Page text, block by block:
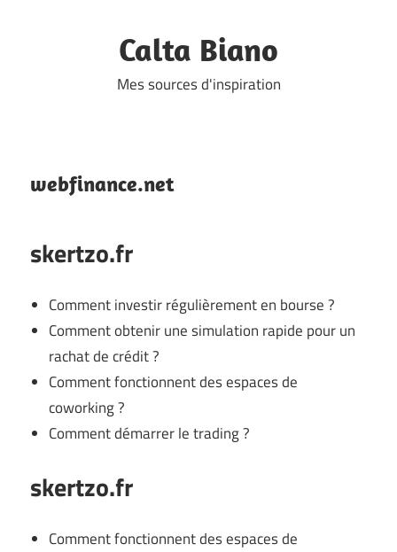
Calta Biano
Mes sources d'inspiration
webfinance.net
skertzo.fr
Comment investir régulièrement en bourse ?
Comment obtenir une simulation rapide pour un
rachat de crédit ?
Comment fonctionnent des espaces de
coworking ?
Comment démarrer le trading ?
skertzo.fr
Comment fonctionnent des espaces de